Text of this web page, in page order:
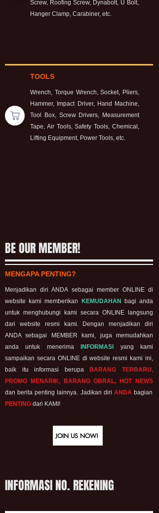
Screw, Roofing Screw, Dynabolt, U Bolt,
Hanger Clamp, Carabiner, etc.
TOOLS
Wrench, Torque Wrench, Socket, Pliers,
Hammer, Impact Driver, Hand Machine,
Tool Box, Screw Drivers, Measurement
Tape, Air Tools, Safety Tools, Chemical,
Lifting Equipment, Power Tools, etc.
BE OUR MEMBER!
MENGAPA PENTING?
Menjadikan diri ANDA sebagai member ONLINE di
website kami memberikan
KEMUDAHAN
bagi anda
untuk menghubungi kami secara ONLINE langsung
dari website resmi kami. Dengan menjadikan diri
ANDA sebagai MEMBER kami, juga memudahkan
anda untuk menerima
INFORMASI
yang kami
sampaikan secara ONLINE di website resmi kami ini,
baik itu informasi berupa
BARANG TERBARU,
PROMO MENARIK, BARANG OBRAL, HOT NEWS
dan berita penting lainnya. Jadikan diri ANDAbagian
PENTING dari KAMI!
JOIN US NOW!
INFORMASI NO. REKENING